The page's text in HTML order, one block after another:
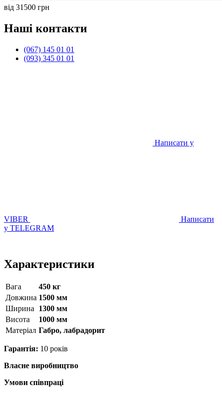
від 31500 грн
Наші контакти
(067) 145 01 01
(093) 345 01 01
Написати у
VIBER
Написати
у TELEGRAM
Характеристики
Вага
450 кг
Довжина 1500 мм
Ширина
1300 мм
Висота
1000 мм
Матерiал Габро, лабрадорит
Гарантія: 10 років
Власне виробництво
Умови співпраці